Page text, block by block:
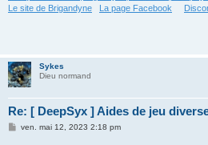
Le site de Brigandyne
La page Facebook
Sykes
Dieu normand
Re: [ DeepSyx ] Aides de jeu
Mven. mai 12, 2023 2:18 pm